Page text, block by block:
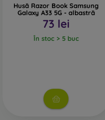
Husă Razor Book Samsung
Galaxy A33 5G - albastră
73 lei
În stoc > 5 buc